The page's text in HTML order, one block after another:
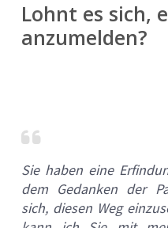
Lohnt es sich,
anzumelden?
Sie haben eine
dem Gedanken der
sich, diesen Weg